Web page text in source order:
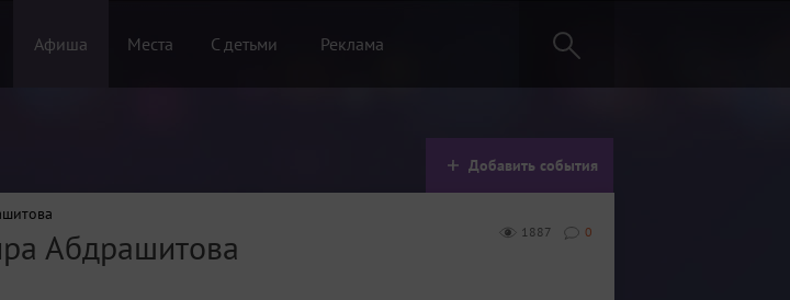
Афиша Места С детьми Реклама
Добавить события
0
1887
Абдрашитова